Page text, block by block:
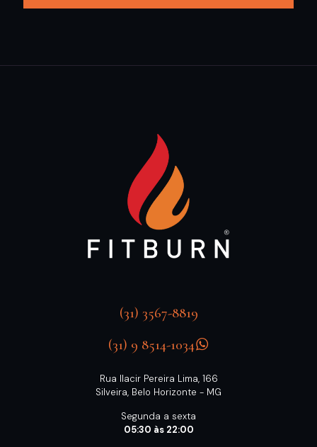
(31) 3567-8819
(31) 9 8514-1034
Rua Ilacir Pereira Lima, 166
Silveira, Belo Horizonte - MG
Segunda a sexta
05:30 às 22:00